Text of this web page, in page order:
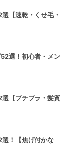
【速乾・くせ毛・
選！初心者・メン
【プチプラ・髪質
選！【焦げ付かな